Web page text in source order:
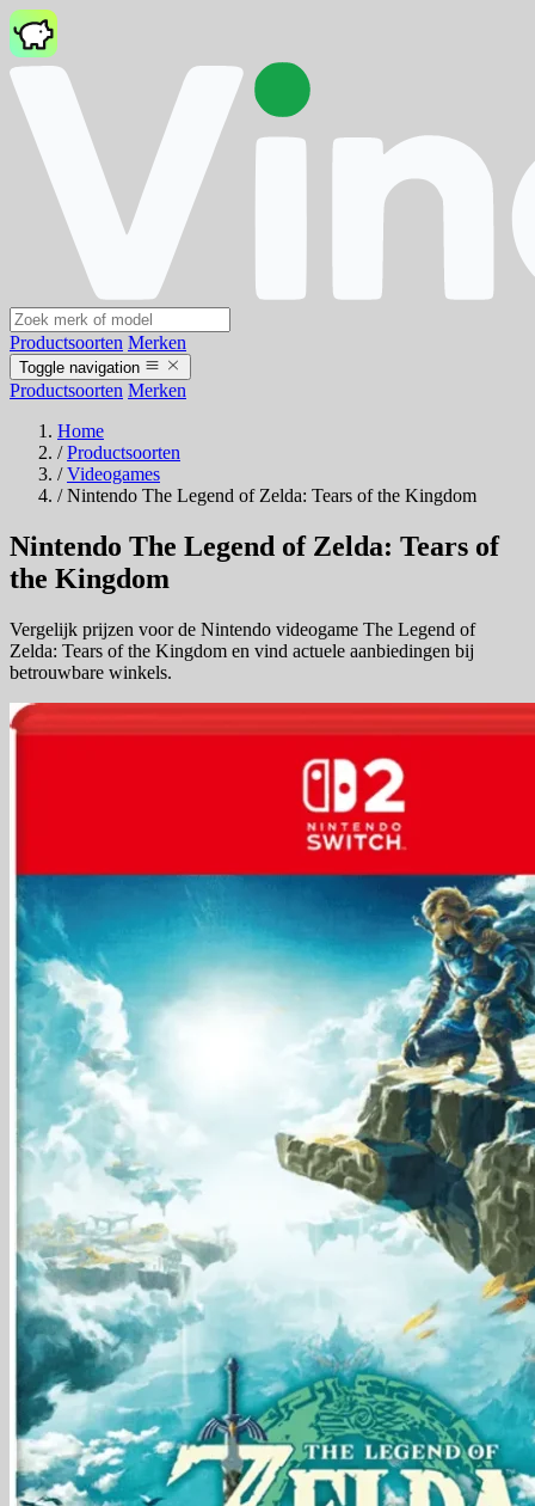
Productsoorten Merken
Toggle navigation
Productsoorten Merken
Home
/ Productsoorten
/ Videogames
/ Nintendo The Legend of Zelda: Tears of the Kingdom
Nintendo The Legend of Zelda: Tears of
the Kingdom
Vergelijk prijzen voor de Nintendo videogame The Legend of
Zelda: Tears of the Kingdom en vind actuele aanbiedingen bij
betrouwbare winkels.